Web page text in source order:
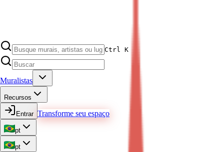
Ctrl K
Muralistas
Recursos
Entrar Transforme seu espaço
pt
pt